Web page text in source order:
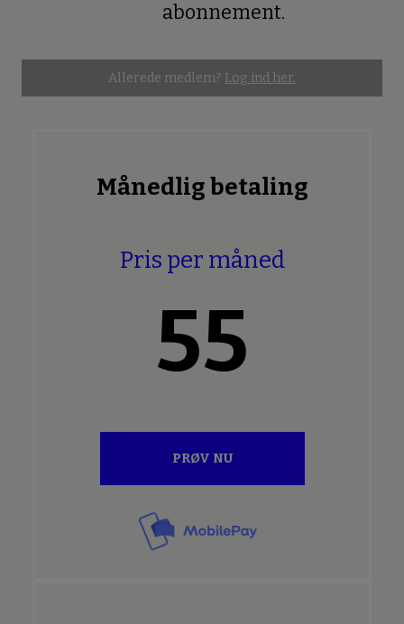
abonnement.
Allerede medlem? Log ind her.
Månedlig betaling
Pris per måned
55
PRØV NU